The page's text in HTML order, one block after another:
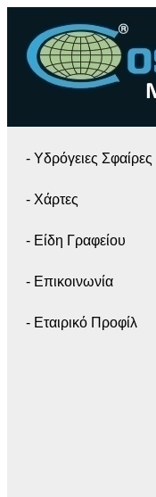
- Yδρόγειες Σφαίρες
- Χάρτες
- Είδη Γραφείου
- Επικοινωνία
- Εταιρικό Προφίλ